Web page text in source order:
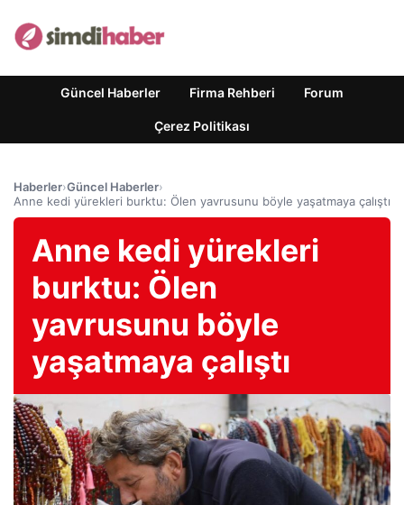
Güncel Haberler Firma Rehberi Forum
Çerez Politikası
Haberler›Güncel Haberler›
Anne kedi yürekleri burktu: Ölen yavrusunu böyle yaşatmaya çalıştı
Anne kedi yürekleri
burktu: Ölen
yavrusunu böyle
yaşatmaya çalıştı